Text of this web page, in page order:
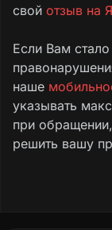
свой отзыв на
Если Вам
наше
указывать
при
решить вашу